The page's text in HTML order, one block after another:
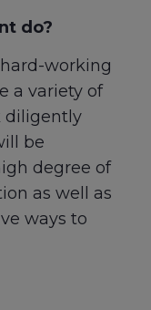
do?
working
a variety of
diligently
be
degree of
as well as
ways to